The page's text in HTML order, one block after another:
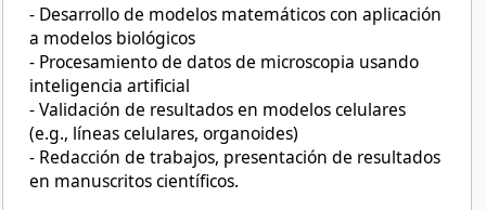
- Desarrollo de modelos matemáticos con aplicación
a modelos biológicos
- Procesamiento de datos de microscopia usando
inteligencia artificial
- Validación de resultados en modelos celulares
(e.g., líneas celulares, organoides)
- Redacción de trabajos, presentación de resultados
en manuscritos científicos.